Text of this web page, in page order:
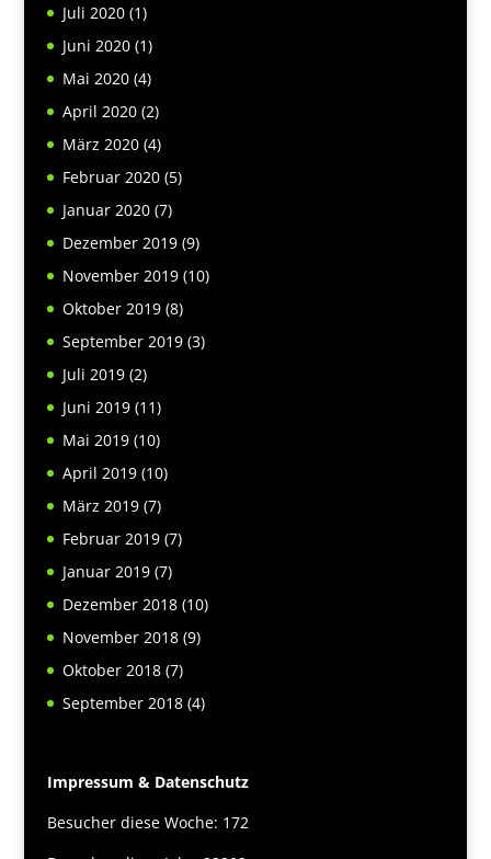
Juli 2020(1)
Juni 2020(1)
Mai 2020(4)
April 2020(2)
März 2020(4)
Februar 2020(5)
Januar 2020(7)
Dezember 2019(9)
November 2019(10)
Oktober 2019(8)
September 2019(3)
Juli 2019(2)
Juni 2019(11)
Mai 2019(10)
April 2019(10)
März 2019(7)
Februar 2019(7)
Januar 2019(7)
Dezember 2018(10)
November 2018(9)
Oktober 2018(7)
September 2018(4)
Impressum & Datenschutz
Besucher diese Woche: 172